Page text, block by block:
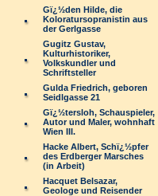
Gï¿½den Hilde, die
Koloratursopranistin aus
der Gerlgasse
Gugitz Gustav,
Kulturhistoriker,
Volkskundler und
Schriftsteller
Gulda Friedrich, geboren
Seidlgasse 21
Gï¿½tersloh, Schauspieler,
Autor und Maler, wohnhaft
Wien III.
Hacke Albert, Schï¿½pfer
des Erdberger Marsches
(in Arbeit)
Hacquet Belsazar,
Geologe und Reisender